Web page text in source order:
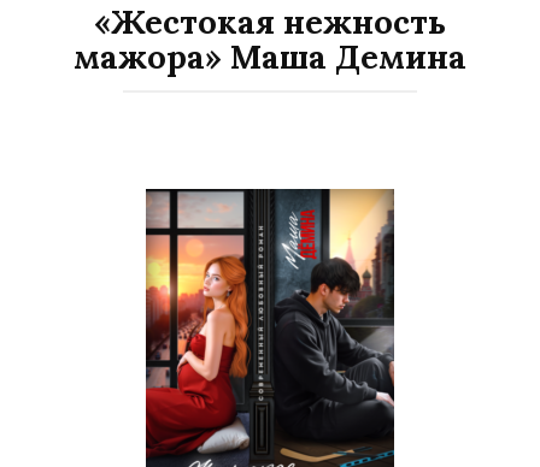
«Жестокая нежность
мажора» Маша Демина